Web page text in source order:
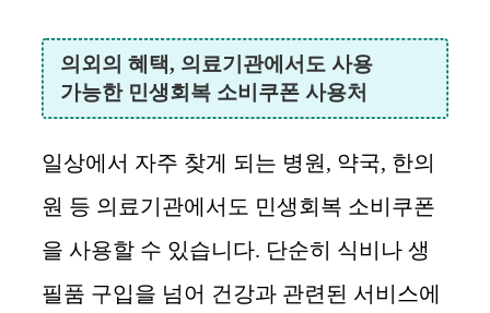
의외의 혜택, 의료기관에서도 사용
가능한 민생회복 소비쿠폰 사용처
일상에서 자주 찾게 되는 병원, 약국, 한의
원 등 의료기관에서도 민생회복 소비쿠폰
을 사용할 수 있습니다. 단순히 식비나 생
필품 구입을 넘어 건강과 관련된 서비스에